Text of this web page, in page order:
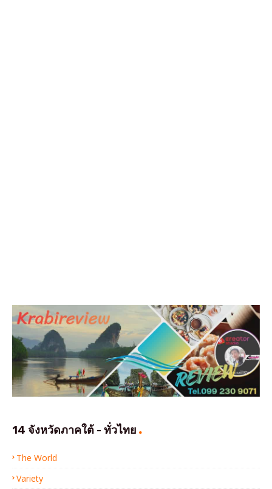
14 จังหวัดภาคใต้ - ทั่วไทย
The World
Variety